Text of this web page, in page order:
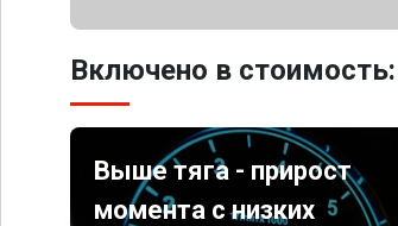
Включено в стоимость:
Выше тяга - прирост
момента с низких